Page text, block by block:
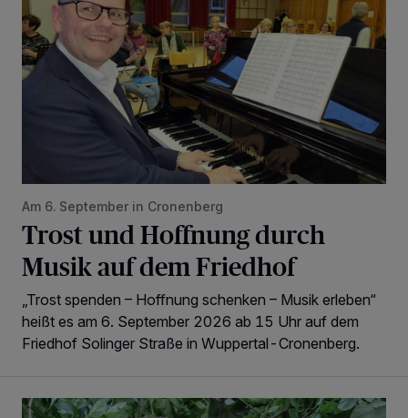
Am 6. September in Cronenberg
Trost und Hoffnung durch
Musik auf dem Friedhof
„Trost spenden – Hoffnung schenken – Musik erleben“
heißt es am 6. September 2026 ab 15 Uhr auf dem
Friedhof Solinger Straße in Wuppertal-Cronenberg.
Als die Säge zum Baum kam